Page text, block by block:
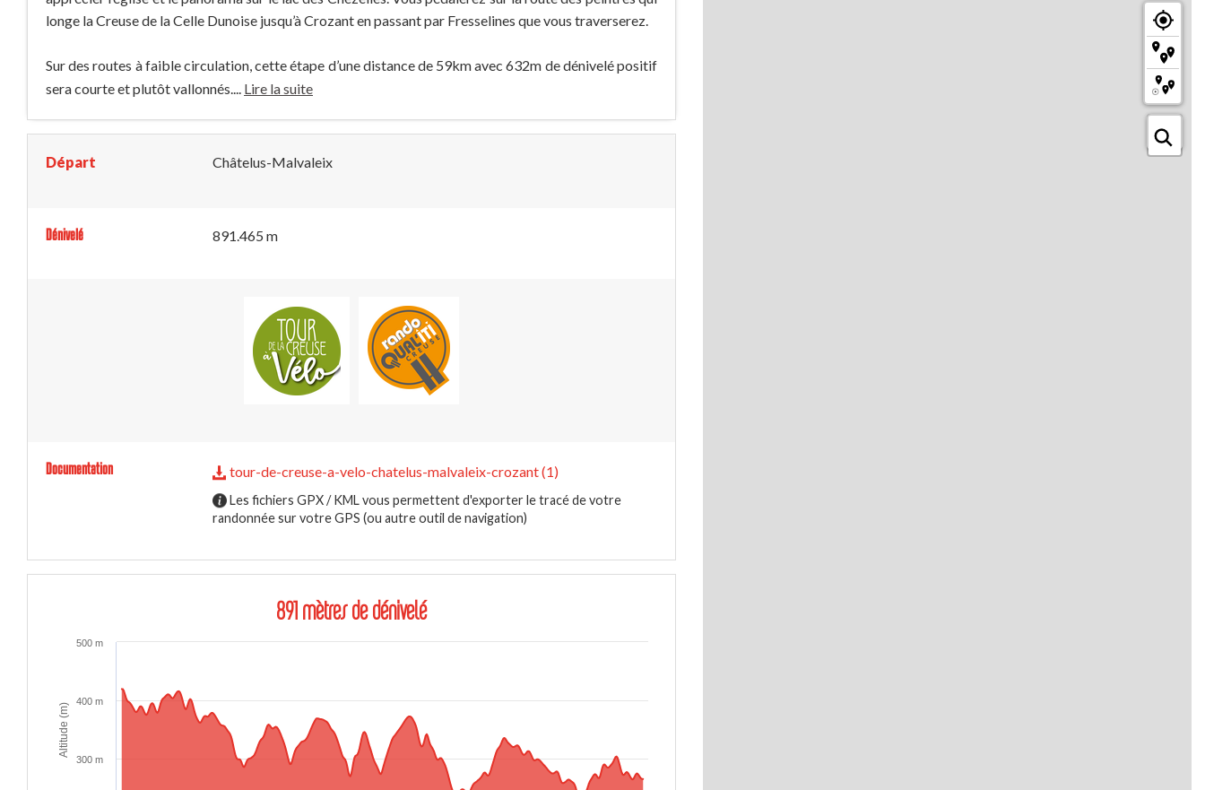
longe la Creuse de la Celle Dunoise jusqu’à Crozant en passant par Fresselines que vous traverserez.
Sur des routes à faible circulation, cette étape d’une distance de 59km avec 632m de dénivelé positif
sera courte et plutôt vallonnés.... Lire la suite
Départ Châtelus-Malvaleix
Dénivelé 891.465 m
Documentation tour-de-creuse-a-velo-chatelus-malvaleix-crozant (1)
Les fichiers GPX / KML vous permettent d'exporter le tracé de votre
randonnée sur votre GPS (ou autre outil de navigation)
891 mètres de dénivelé
Altitude (m)
300 m
400 m
500 m